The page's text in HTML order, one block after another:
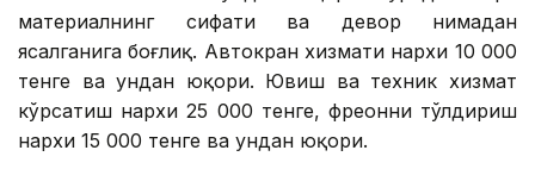
материалнинг сифати ва девор нимадан
ясалганига боғлиқ. Автокран хизмати нархи 10 000
тенге ва ундан юқори. Ювиш ва техник хизмат
кўрсатиш нархи 25 000 тенге, фреонни тўлдириш
нархи 15 000 тенге ва ундан юқори.